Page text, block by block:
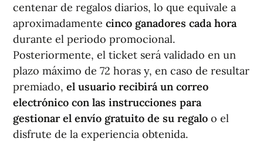
centenar de regalos diarios, lo que equivale a
aproximadamente cinco ganadores cada hora
durante el periodo promocional.
Posteriormente, el ticket será validado en un
plazo máximo de 72 horas y, en caso de resultar
premiado, el usuario recibirá un correo
electrónico con las instrucciones para
gestionar el envío gratuito de su regalo o el
disfrute de la experiencia obtenida.